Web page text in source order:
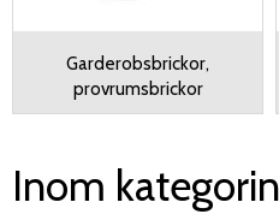
Garderobsbrickor,
provrumsbrickor
Inom